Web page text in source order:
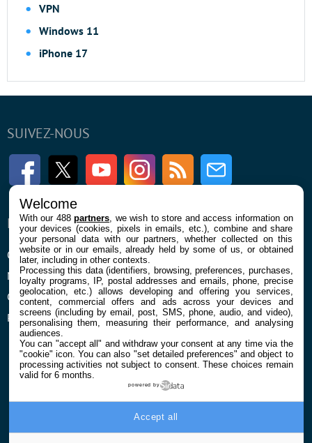
VPN
Windows 11
iPhone 17
SUIVEZ-NOUS
FacebookTwitter Youtube InstagramRSS Newsletter
ENTREPRISE
Qui sommes nous
Mentions légales et CGU
Confidentialité et Cookies
Préférences cookies
À PROPOS
La rédaction
Contact
Welcome
With our 488partners , we wish to store and access information on
your devices (cookies, pixels in emails, etc.), combine and share
your personal data with our partners, whether collected on this
website or in our emails, already held by some of us, or obtained
later, including in other contexts.
Processing this data (identifiers, browsing, preferences, purchases,
loyalty programs, IP, postal addresses and emails, phone, precise
geolocation, etc.) allows developing and offering you services,
content, commercial offers and ads across your devices and
screens (including by email, post, SMS, phone, audio, and video),
personalising them, measuring their performance, and analysing
audiences.
You can "accept all" and withdraw your consent at any time via the
"cookie" icon. You can also "set detailed preferences" and object to
processing activities not subject to consent. These choices remain
valid for 6 months.
powered by
Accept all